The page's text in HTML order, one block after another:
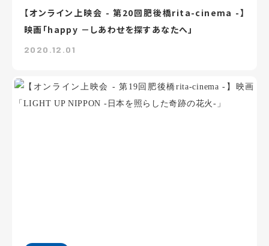
【オンライン上映会 - 第20回肥後橋rita-cinema -】
映画「happy －しあわせを探すあなたへ」
2020.12.01